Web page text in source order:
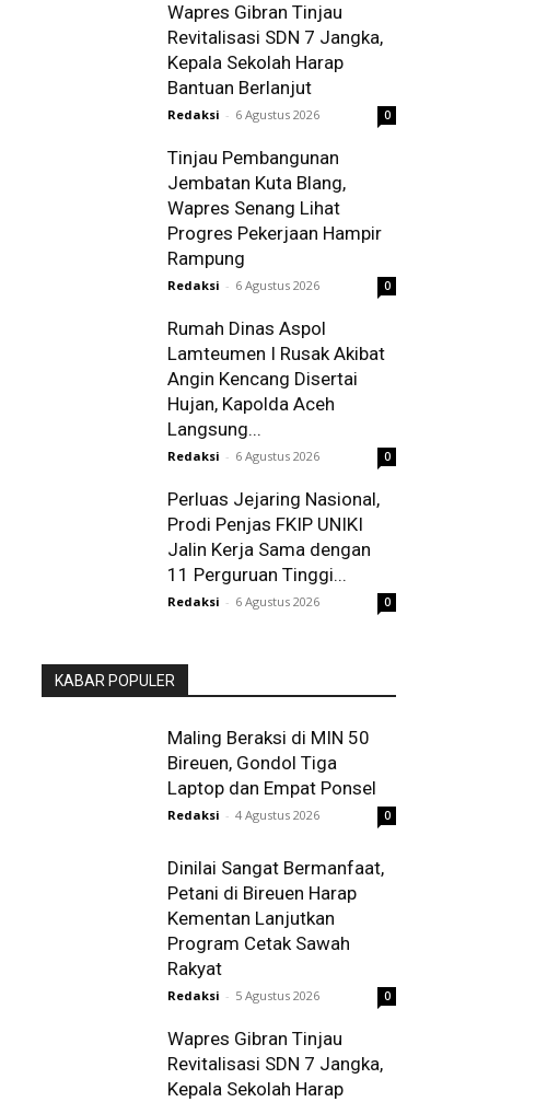
Wapres Gibran Tinjau
Revitalisasi SDN 7 Jangka,
Kepala Sekolah Harap
Bantuan Berlanjut
Redaksi - 6 Agustus 2026 0
Tinjau Pembangunan
Jembatan Kuta Blang,
Wapres Senang Lihat
Progres Pekerjaan Hampir
Rampung
Redaksi - 6 Agustus 2026 0
Rumah Dinas Aspol
Lamteumen I Rusak Akibat
Angin Kencang Disertai
Hujan, Kapolda Aceh
Langsung...
Redaksi - 6 Agustus 2026 0
Perluas Jejaring Nasional,
Prodi Penjas FKIP UNIKI
Jalin Kerja Sama dengan
11 Perguruan Tinggi...
Redaksi - 6 Agustus 2026 0
KABAR POPULER
Maling Beraksi di MIN 50
Bireuen, Gondol Tiga
Laptop dan Empat Ponsel
Redaksi - 4 Agustus 2026 0
Dinilai Sangat Bermanfaat,
Petani di Bireuen Harap
Kementan Lanjutkan
Program Cetak Sawah
Rakyat
Redaksi - 5 Agustus 2026 0
Wapres Gibran Tinjau
Revitalisasi SDN 7 Jangka,
Kepala Sekolah Harap